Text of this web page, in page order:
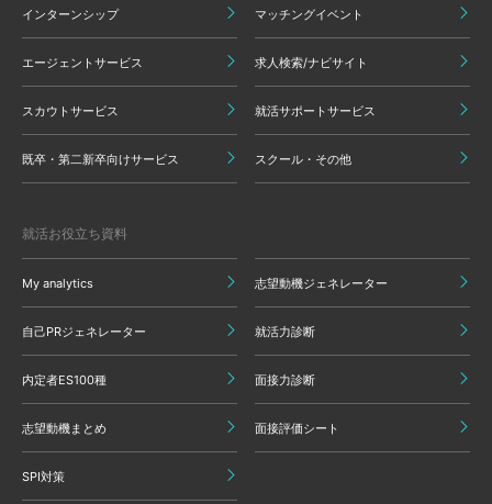
インターンシップ マッチングイベント
エージェントサービス 求人検索/ナビサイト
スカウトサービス 就活サポートサービス
既卒・第二新卒向けサービス スクール・その他
就活お役立ち資料
My analytics 志望動機ジェネレーター
自己PRジェネレーター 就活力診断
内定者ES100種 面接力診断
志望動機まとめ 面接評価シート
SPI対策